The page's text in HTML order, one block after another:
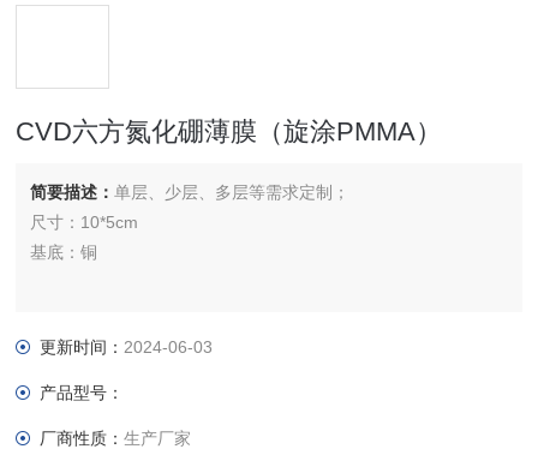
CVD六方氮化硼薄膜（旋涂PMMA）
简要描述：单层、少层、多层等需求定制；
尺寸：10*5cm
基底：铜
更新时间： 2024-06-03
产品型号：
厂商性质：生产厂家